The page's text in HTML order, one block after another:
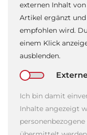
externen Inhalt
Artikel ergänzt
empfohlen wird.
einem Klick
ausblenden.
Ich bin damit
Inhalte angezeigt